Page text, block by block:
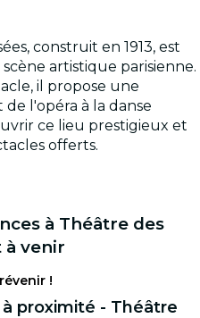
construit en 1913, est
artistique parisienne.
il propose une
l'opéra à la danse
ce lieu prestigieux et
offerts.
à Théâtre des
à venir
!
proximité - Théâtre